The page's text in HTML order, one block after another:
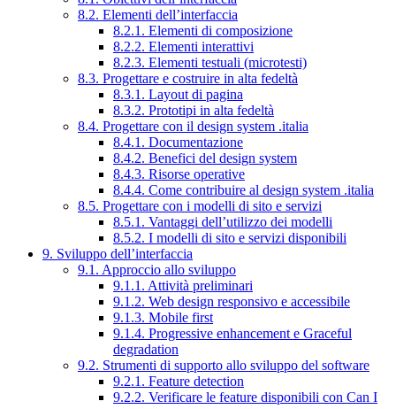
8.2. Elementi dell’interfaccia
8.2.1. Elementi di composizione
8.2.2. Elementi interattivi
8.2.3. Elementi testuali (microtesti)
8.3. Progettare e costruire in alta fedeltà
8.3.1. Layout di pagina
8.3.2. Prototipi in alta fedeltà
8.4. Progettare con il design system .italia
8.4.1. Documentazione
8.4.2. Benefici del design system
8.4.3. Risorse operative
8.4.4. Come contribuire al design system .italia
8.5. Progettare con i modelli di sito e servizi
8.5.1. Vantaggi dell’utilizzo dei modelli
8.5.2. I modelli di sito e servizi disponibili
9. Sviluppo dell’interfaccia
9.1. Approccio allo sviluppo
9.1.1. Attività preliminari
9.1.2. Web design responsivo e accessibile
9.1.3. Mobile first
9.1.4. Progressive enhancement e Graceful
degradation
9.2. Strumenti di supporto allo sviluppo del software
9.2.1. Feature detection
9.2.2. Verificare le feature disponibili con Can I